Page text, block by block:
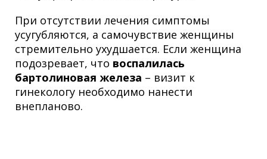
При отсутствии лечения симптомы
усугубляются, а самочувствие женщины
стремительно ухудшается. Если женщина
подозревает, что воспалилась
бартолиновая железа – визит к
гинекологу необходимо нанести
внепланово.